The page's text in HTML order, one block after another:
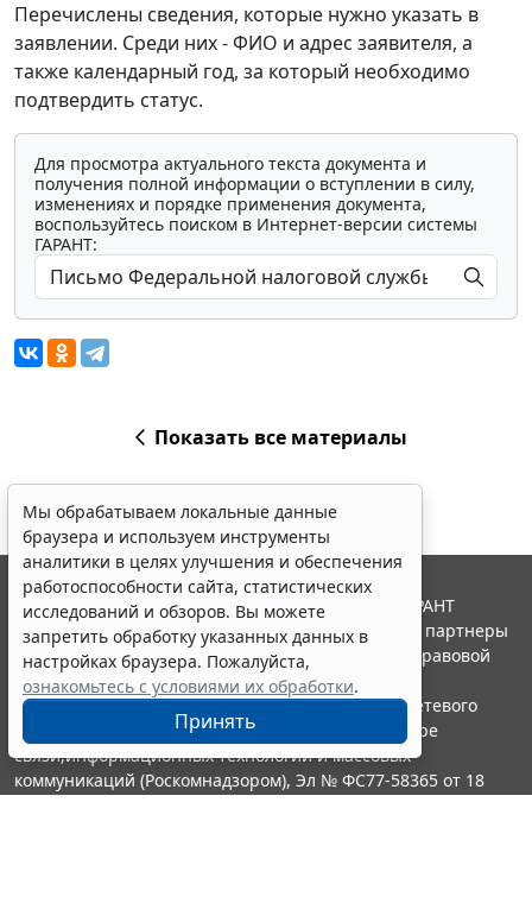
Перечислены сведения, которые нужно указать в
заявлении. Среди них - ФИО и адрес заявителя, а
также календарный год, за который необходимо
подтвердить статус.
Для просмотра актуального текста документа и
получения полной информации о вступлении в силу,
изменениях и порядке применения документа,
воспользуйтесь поиском в Интернет-версии системы
ГАРАНТ:
Показать все материалы
Мы обрабатываем локальные данные
браузера и используем инструменты
аналитики в целях улучшения и обеспечения
работоспособности сайта, статистических
исследований и обзоров. Вы можете
запретить обработку указанных данных в
настройках браузера. Пожалуйста,
ознакомьтесь с условиями их обработки.
Принять
© ООО "НПП "ГАРАНТ-СЕРВИС", 2026. Система ГАРАНТ
выпускается с 1990 года. Компания "Гарант" и ее партнеры
являются участниками Российской ассоциации правовой
информации ГАРАНТ.
Портал ГАРАНТ.РУ зарегистрирован в качестве сетевого
издания Федеральной службой по надзору в сфере
связи,информационных технологий и массовых
коммуникаций (Роскомнадзором), Эл № ФС77-58365 от 18